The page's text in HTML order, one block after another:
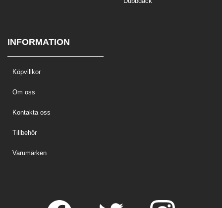
INFORMATION
Köpvillkor
Om oss
Kontakta oss
Tillbehör
Varumärken